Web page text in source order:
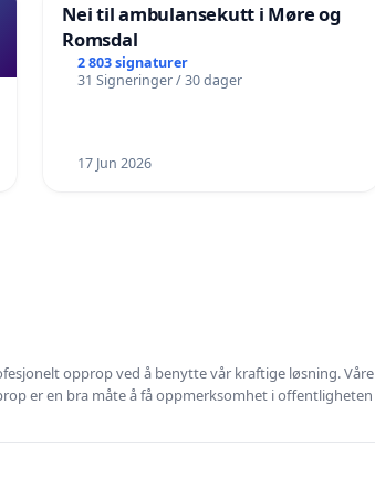
Nei til ambulansekutt i Møre og
Romsdal
2 803 signaturer
31 Signeringer / 30 dager
17 Jun 2026
opprop ved å benytte vår kraftige løsning. Våre
er en bra måte å få oppmerksomhet i offentligheten